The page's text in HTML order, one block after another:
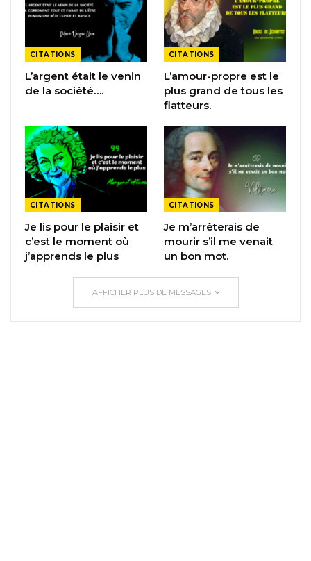
CITATIONS
L’argent était le venin
de la société….
CITATIONS
L’amour-propre est le
plus grand de tous les
flatteurs.
CITATIONS
Je lis pour le plaisir et
c’est le moment où
j’apprends le plus
CITATIONS
Je m’arrêterais de
mourir s’il me venait
un bon mot.
AFFICHER PLUS DE MESSAGES